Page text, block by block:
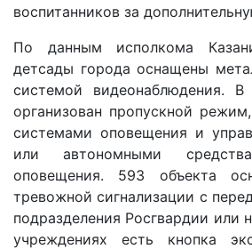
воспитанников за
По данным исполкома
детсады города оснащены
системой видеонаблюдения.
организован пропускной
системами оповещения и
или автономными
оповещения. 593 объекта
тревожной сигнализации с
подразделения Росгвардии или
учреждениях есть кнопка